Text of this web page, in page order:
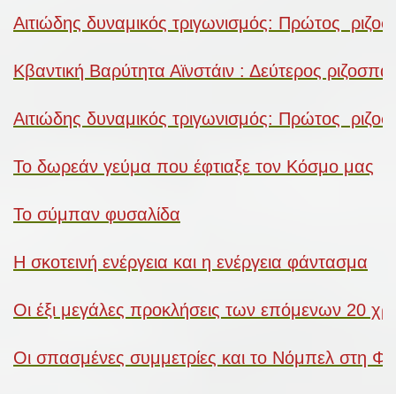
Αιτιώδης δυναμικός τριγωνισμός: Πρώτος
Κβαντική Βαρύτητα Αϊνστάιν : Δεύτερος
Αιτιώδης δυναμικός τριγωνισμός: Πρώτος
Το δωρεάν γεύμα που έφτιαξε τον Κόσμο μας
Το σύμπαν φυσαλίδα
Η σκοτεινή ενέργεια και η ενέργεια φάντασμα
Οι έξι μεγάλες προκλήσεις των επόμενων 20
Οι σπασμένες συμμετρίες και το Νόμπελ στη